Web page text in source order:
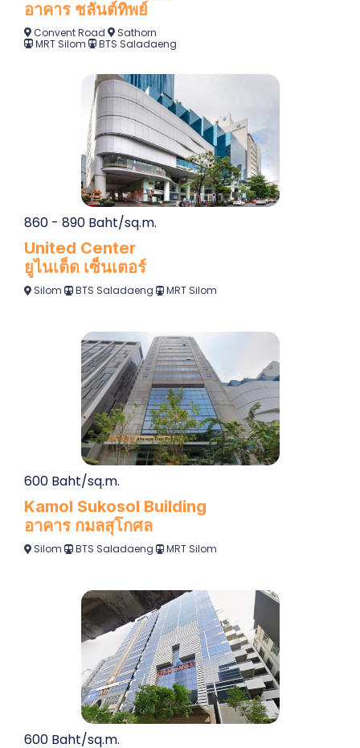
860 - 890 Baht/sq.m.
United Center
ยูไนเต็ด เซ็นเตอร์
Silom BTS Saladaeng
600 Baht/sq.m.
Kamol Sukosol Building
อาคาร กมลสุโกศล
Silom BTS Saladaeng
600 Baht/sq.m.
Paso Tower
ปาโซ่ ทาวเวอร์
Silom BTS Chong Nonsi